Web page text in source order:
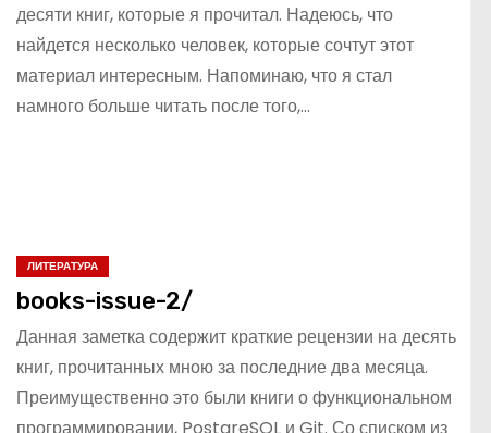
десяти книг, которые я прочитал. Надеюсь, что
найдется несколько человек, которые сочтут этот
материал интересным. Напоминаю, что я стал
намного больше читать после того,…
ЛИТЕРАТУРА
books-issue-2/
Данная заметка содержит краткие рецензии на десять
книг, прочитанных мною за последние два месяца.
Преимущественно это были книги о функциональном
программировании, PostgreSQL и Git. Со списком из